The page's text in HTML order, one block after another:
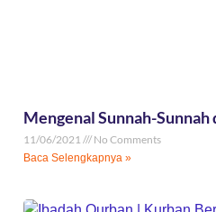
Mengenal Sunnah-Sunnah
11/06/2021 No Comments
Baca Selengkapnya »